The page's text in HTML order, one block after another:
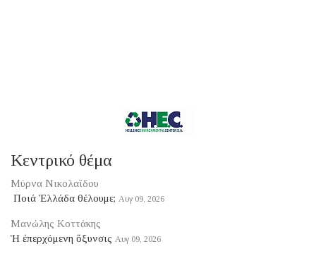
Κεντρικό θέμα
Μύρνα Νικολαΐδου
​ Ποιά Ἑλλάδα θέλουμε; Αυγ 09, 2026
Μανώλης Κοττάκης
Ἡ ἐπερχόμενη ὄξυνσις Αυγ 09, 2026